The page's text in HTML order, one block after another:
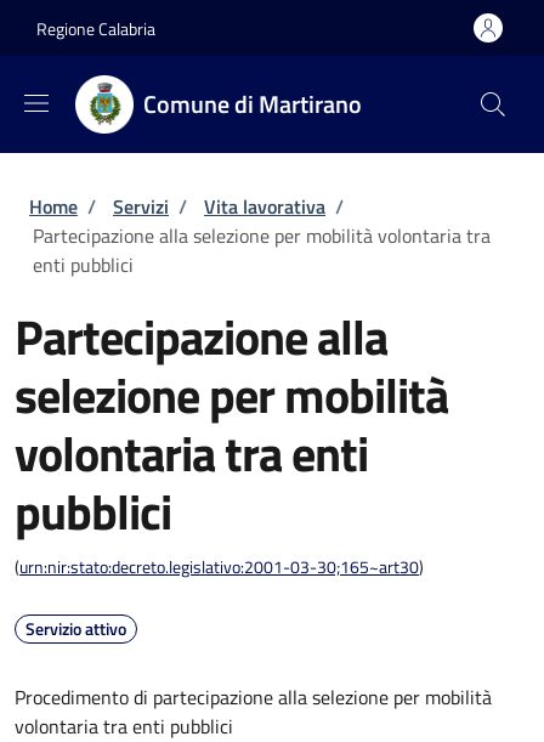
Regione Calabria
Comune di Martirano
Briciole di pane
Home / Servizi / Vita lavorativa /
Partecipazione alla selezione per mobilità volontaria tra
enti pubblici
Partecipazione alla
selezione per mobilità
volontaria tra enti
pubblici
(urn:nir:stato:decreto.legislativo:2001-03-30;165~art30)
Servizio attivo
Procedimento di partecipazione alla selezione per mobilità
volontaria tra enti pubblici